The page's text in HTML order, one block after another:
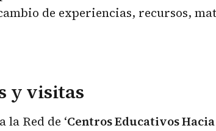
de experiencias, recursos,
y visitas
Red de ‘Centros Educativos